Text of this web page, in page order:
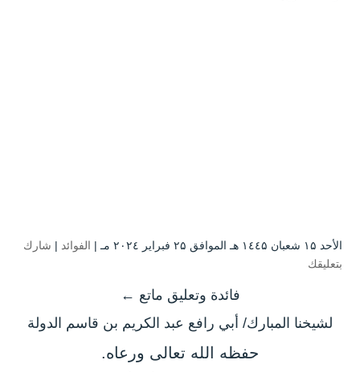
الأحد ۱۵ شعبان ۱٤٤۵ هـ الموافق ۲۵ فبراير ۲۰۲٤ مـ | الفوائد | شارك
بتعليقك
فائدة وتعليق ماتع ←
لشيخنا المبارك/ أبي رافع عبد الكريم بن قاسم الدولة
حفظه الله تعالى ورعاه.